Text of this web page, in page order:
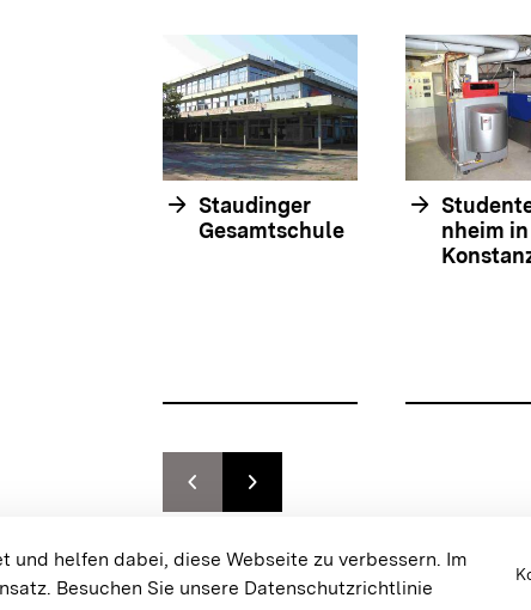
arrow_forward Staudinger
Gesamtschule
arrow_forward
nheim in
chevron_leftZur vorhergehenden Folie springen
chevron_rightZur nächsten Folie springen
{{#displayPraxisbeispielMap}} {{{body}}} {{/
Cookie-EinstellungenBarrierefreiheit
helfen dabei, diese Webseite zu verbessern. Im
Besuchen Sie unsere Datenschutzrichtlinie